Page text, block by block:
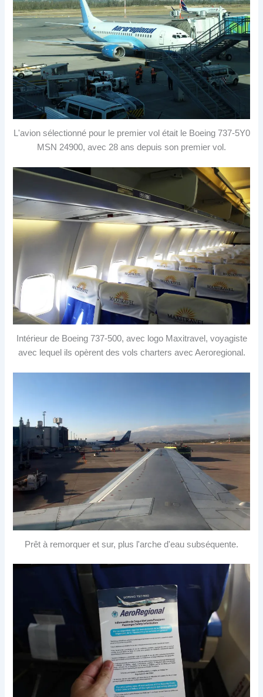
L'avion sélectionné pour le premier vol était le Boeing 737-5Y0
MSN 24900, avec 28 ans depuis son premier vol.
Intérieur de Boeing 737-500, avec logo Maxitravel, voyagiste
avec lequel ils opèrent des vols charters avec Aeroregional.
Prêt à remorquer et sur, plus l'arche d'eau subséquente.